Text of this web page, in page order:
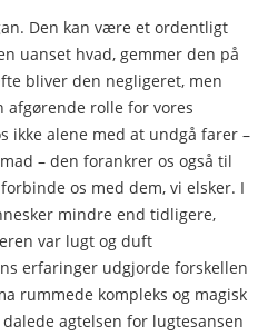
Den kan være et ordentligt
uanset hvad, gemmer den på
bliver den negligeret, men
afgørende rolle for vores
ikke alene med at undgå farer –
– den forankrer os også til
os med dem, vi elsker. I
mindre end tidligere,
var lugt og duft
erfaringer udgjorde forskellen
rummede kompleks og magisk
agtelsen for lugtesansen